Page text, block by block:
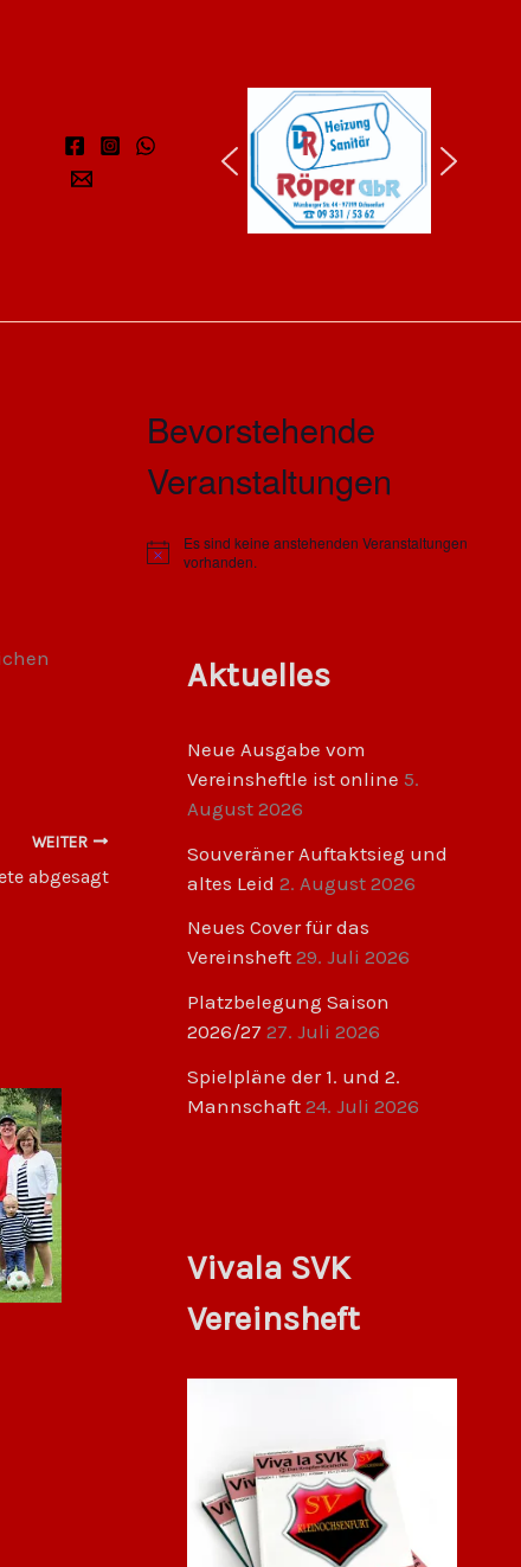
WEITER
abgesagt
Bevorstehende
Veranstaltungen
H
Es sind keine anstehenden Veranstaltungen
vorhanden.
Aktuelles
Neue Ausgabe vom
Vereinsheftle ist online 5.
August 2026
Souveräner Auftaktsieg und
altes Leid 2. August 2026
Neues Cover für das
Vereinsheft 29. Juli 2026
Platzbelegung Saison
2026/27 27. Juli 2026
Spielpläne der 1. und 2.
Mannschaft 24. Juli 2026
Vivala SVK
Vereinsheft